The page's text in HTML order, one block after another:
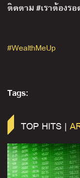
ติดตาม #เราต้องร
#WealthMeUp
Tags:
TOP HITS |